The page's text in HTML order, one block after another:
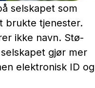
selskapet som
brukte tjenester.
ikke navn. Stø-
gjør mer
elektronisk ID og